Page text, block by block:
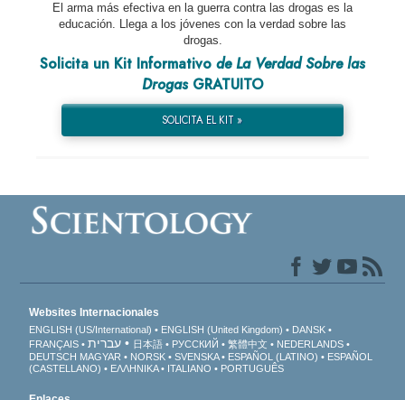
El arma más efectiva en la guerra contra las drogas es la
educación. Llega a los jóvenes con la verdad sobre las
drogas.
Solicita un Kit Informativo de La Verdad Sobre las
DrogasGRATUITO
SOLICITA EL KIT »
Websites Internacionales
ENGLISH (US/International) ENGLISH (United Kingdom)
DANSK
FRANÇAIS
עברית 日本語 РУССКИЙ 繁體中文
NEDERLANDS
DEUTSCH MAGYAR NORSK SVENSKA ESPAÑOL (LATINO)
ESPAÑOL
(CASTELLANO)
ΕΛΛΗΝΙΚA ITALIANO PORTUGUÊS